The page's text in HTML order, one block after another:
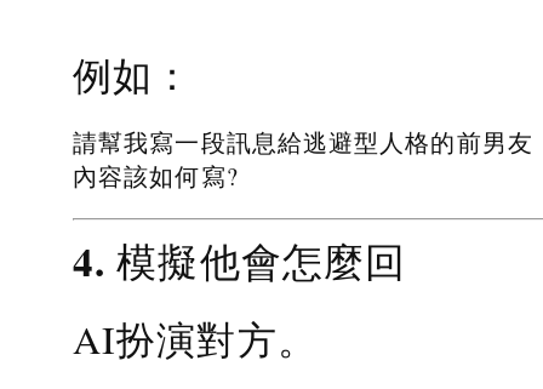
例如：
請幫我寫一段訊息給逃避型人格的前男友
內容該如何寫?
4. 模擬他會怎麼回
AI扮演對方。